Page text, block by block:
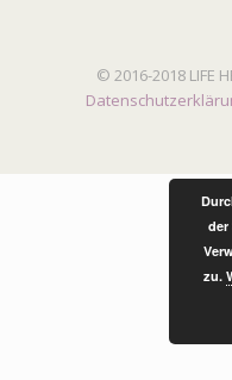
© 2016-2018 LIFE
der
zu.